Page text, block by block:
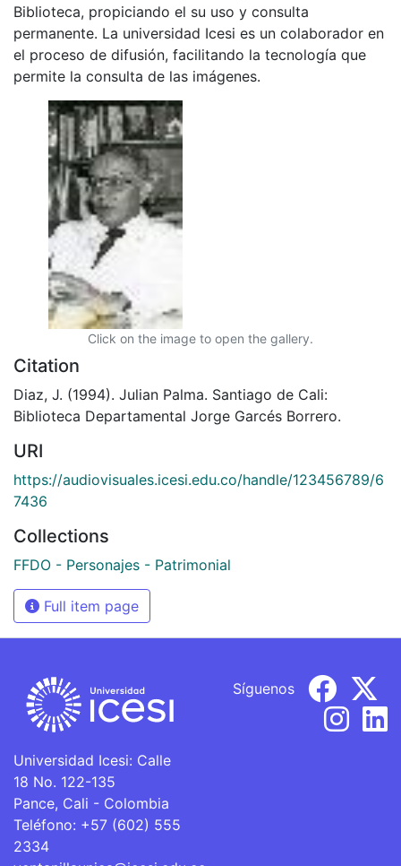
Biblioteca, propiciando el su uso y consulta
permanente. La universidad Icesi es un colaborador en
el proceso de difusión, facilitando la tecnología que
permite la consulta de las imágenes.
Click on the image to open the gallery.
Citation
Diaz, J. (1994). Julian Palma. Santiago de Cali:
Biblioteca Departamental Jorge Garcés Borrero.
URI
https://audiovisuales.icesi.edu.co/handle/123456789/6
7436
Collections
FFDO - Personajes - Patrimonial
Full item page
Universidad Icesi: Calle
18 No. 122-135
Pance, Cali - Colombia
Teléfono: +57 (602) 555
2334
Síguenos